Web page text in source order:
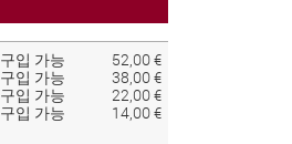
구입 가능
52,00 €
구입 가능
38,00 €
구입 가능
22,00 €
구입 가능
14,00 €